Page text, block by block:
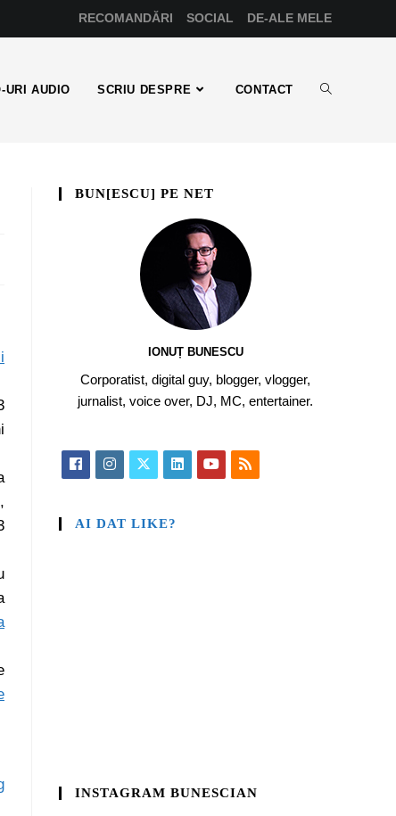
RECOMANDĂRI SOCIAL DE-ALE MELE
URI AUDIO SCRIU DESPRE CONTACT
,
BUN[ESCU] PE NET
IONUȚ BUNESCU
Corporatist, digital guy, blogger, vlogger,
jurnalist, voice over, DJ, MC, entertainer.
AI DAT LIKE?
INSTAGRAM BUNESCIAN